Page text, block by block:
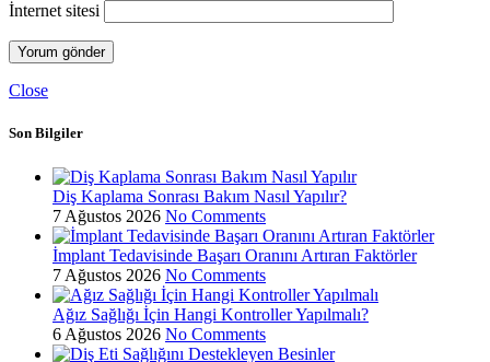
İnternet sitesi
Close
Son Bilgiler
Diş Kaplama Sonrası Bakım Nasıl Yapılır?
7 Ağustos 2026 No Comments
İmplant Tedavisinde Başarı Oranını Artıran Faktörler
7 Ağustos 2026 No Comments
Ağız Sağlığı İçin Hangi Kontroller Yapılmalı?
6 Ağustos 2026 No Comments